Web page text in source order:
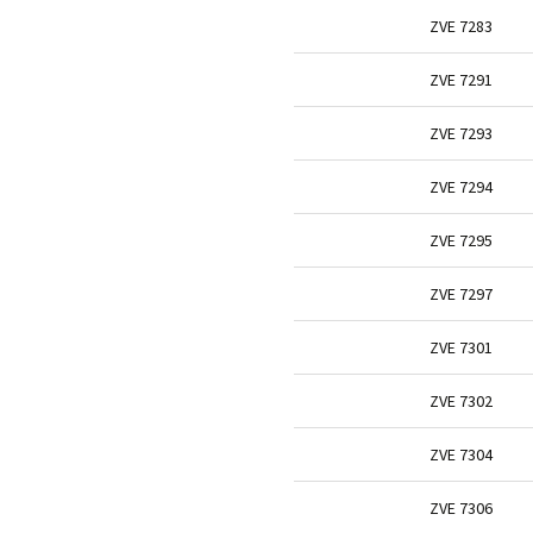
ZVE 7283
ZVE 7291
ZVE 7293
ZVE 7294
ZVE 7295
ZVE 7297
ZVE 7301
ZVE 7302
ZVE 7304
ZVE 7306